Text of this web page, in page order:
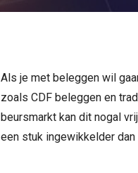
Als je met beleggen wil
zoals CDF beleggen en
beursmarkt kan dit nogal
een stuk ingewikkelder